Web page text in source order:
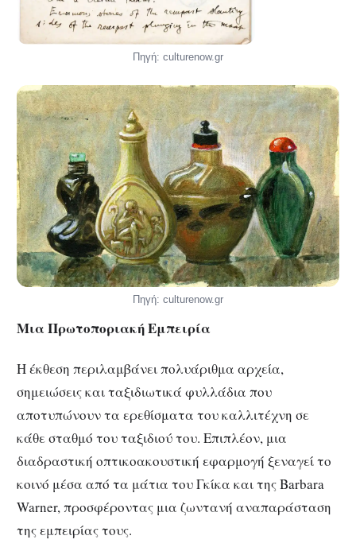
Πηγή: culturenow.gr
Πηγή: culturenow.gr
Μια Πρωτοποριακή Εμπειρία
Η έκθεση περιλαμβάνει πολυάριθμα αρχεία,
σημειώσεις και ταξιδιωτικά φυλλάδια που
αποτυπώνουν τα ερεθίσματα του καλλιτέχνη σε
κάθε σταθμό του ταξιδιού του. Επιπλέον, μια
διαδραστική οπτικοακουστική εφαρμογή ξεναγεί το
κοινό μέσα από τα μάτια του Γκίκα και της Barbara
Warner, προσφέροντας μια ζωντανή αναπαράσταση
της εμπειρίας τους.